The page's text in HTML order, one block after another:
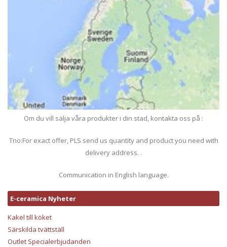
Om du vill sälja våra produkter i din stad, kontakta oss på :
Tno:For exact offer, PLS send us quantity and product you need with
delivery address. .
Communication in English language.
E-ceramica Nyheter
Kakel till köket
Särskilda tvättställ
Outlet Specialerbjudanden